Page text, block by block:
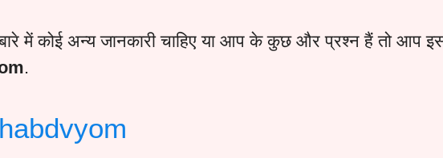
में कोई अन्य जानकारी चाहिए या आप के कुछ और प्रश्न हैं तो आप
.